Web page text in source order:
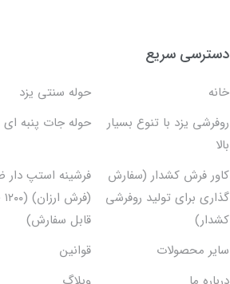
دسترسی سریع
خانه
حوله سنتی یزد
روفرشی یزد با تنوع بسیار
بالا
حوله جات پنبه ای
کاور فرش کشدار (سفارش
گذاری برای تولید روفرشی
کشدار)
فرشینه استپ دار
قابل سفارش)
سایر محصولات
قوانین